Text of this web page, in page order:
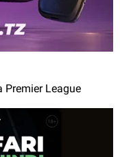
Premier League